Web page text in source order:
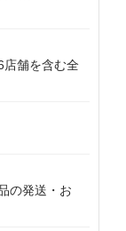
店舗を含む全
の発送・お